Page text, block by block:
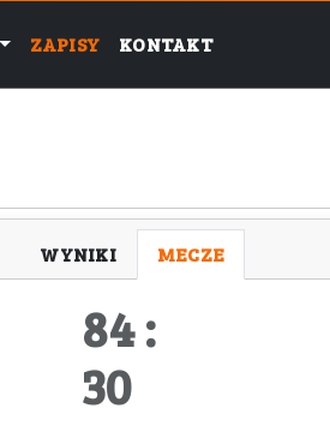
ZAPISY KONTAKT
WYNIKI MECZE
84 :
30